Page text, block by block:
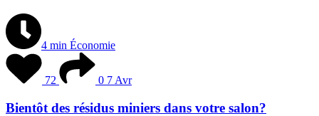
4 min Économie
72 0 7 Avr
Bientôt des résidus miniers dans votre salon?